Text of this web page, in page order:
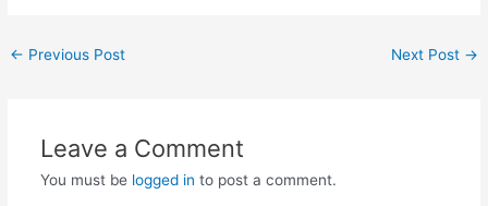
Post
← Previous Post Next Post →
Leave a Comment
You must be logged in to post a comment.